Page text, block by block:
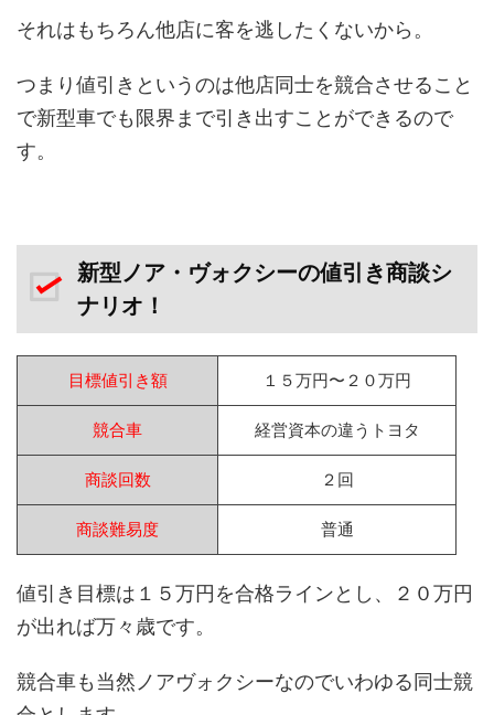
それはもちろん他店に客を逃したくないから。
つまり値引きというのは他店同士を競合させること
で新型車でも限界まで引き出すことができるので
す。
新型ノア・ヴォクシーの値引き商談シ
ナリオ！
目標値引き額 １５万円〜２０万円
競合車 経営資本の違うトヨタ
商談回数 ２回
商談難易度 普通
値引き目標は１５万円を合格ラインとし、２０万円
が出れば万々歳です。
競合車も当然ノアヴォクシーなのでいわゆる同士競